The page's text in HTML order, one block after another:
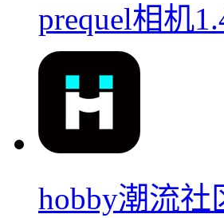
prequel相机
hobby潮流社